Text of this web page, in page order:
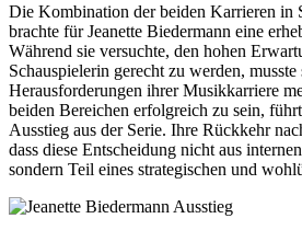
Die Kombination der beiden Karrieren in
brachte für Jeanette Biedermann eine
Während sie versuchte, den hohen
Schauspielerin gerecht zu werden,
Herausforderungen ihrer Musikkarriere
beiden Bereichen erfolgreich zu sein,
Ausstieg aus der Serie. Ihre Rückkehr
dass diese Entscheidung nicht aus
sondern Teil eines strategischen und